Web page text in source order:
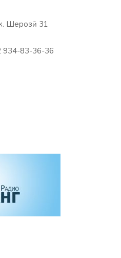
Шерозӣ 31
934-83-36-36